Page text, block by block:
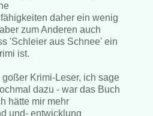
daher ein wenig
zum Anderen auch
'Schleier aus Schnee' ein
ist.
Krimi-Leser, ich sage
dazu - war das Buch
hätte mir mehr
und- entwicklung